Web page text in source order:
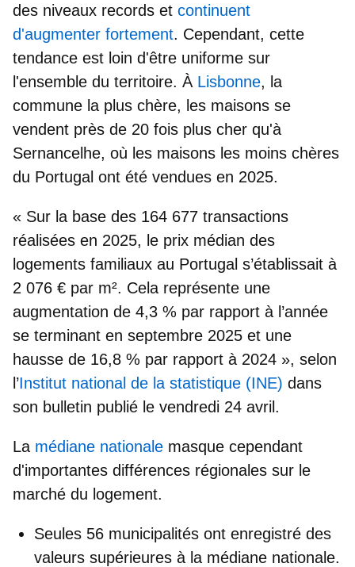
des niveaux records et continuent
d'augmenter fortement. Cependant, cette
tendance est loin d'être uniforme sur
l'ensemble du territoire. À Lisbonne, la
commune la plus chère, les maisons se
vendent près de 20 fois plus cher qu'à
Sernancelhe, où les maisons les moins chères
du Portugal ont été vendues en 2025.
« Sur la base des 164 677 transactions
réalisées en 2025, le prix médian des
logements familiaux au Portugal s’établissait à
2 076 € par m². Cela représente une
augmentation de 4,3 % par rapport à l’année
se terminant en septembre 2025 et une
hausse de 16,8 % par rapport à 2024 », selon
l’Institut national de la statistique (INE) dans
son bulletin publié le vendredi 24 avril.
La médiane nationale masque cependant
d'importantes différences régionales sur le
marché du logement.
Seules 56 municipalités ont enregistré des
valeurs supérieures à la médiane nationale.